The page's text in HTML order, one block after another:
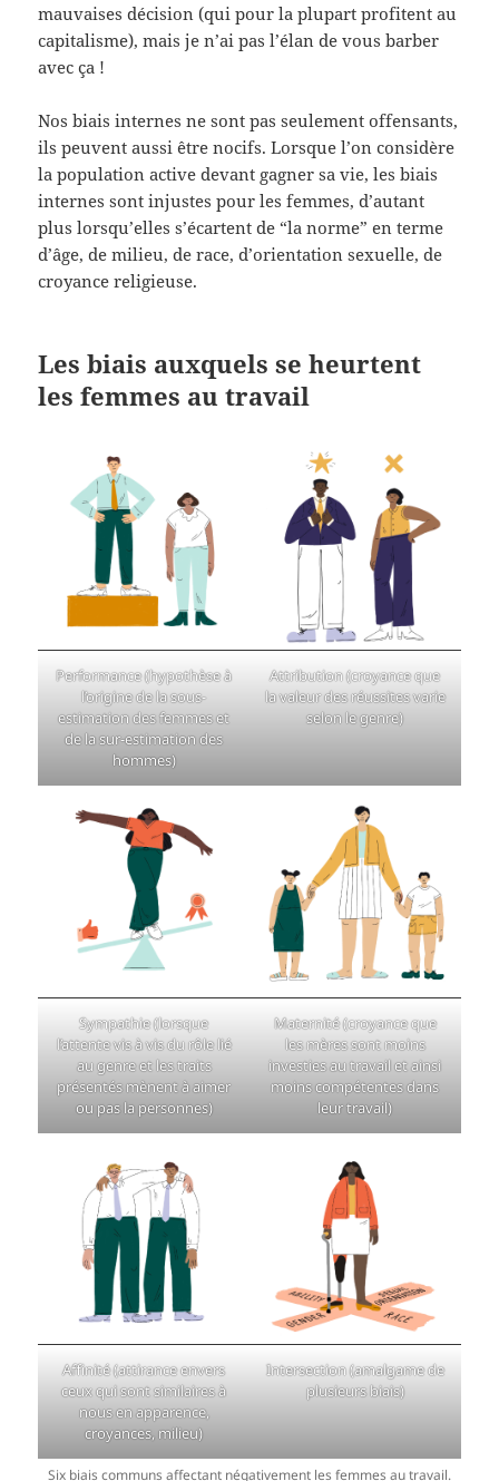
mauvaises décision (qui pour la plupart profitent au
capitalisme), mais je n’ai pas l’élan de vous barber
avec ça !
Nos biais internes ne sont pas seulement offensants,
ils peuvent aussi être nocifs. Lorsque l’on considère
la population active devant gagner sa vie, les biais
internes sont injustes pour les femmes, d’autant
plus lorsqu’elles s’écartent de “la norme” en terme
d’âge, de milieu, de race, d’orientation sexuelle, de
croyance religieuse.
Les biais auxquels se heurtent
les femmes au travail
Performance (hypothèse à
l’origine de la sous-
estimation des femmes et
de la sur-estimation des
hommes)
Attribution (croyance que
la valeur des réussites varie
selon le genre)
Sympathie (lorsque
l’attente vis à vis du rôle lié
au genre et les traits
présentés mènent à aimer
ou pas la personnes)
Maternité (croyance que
les mères sont moins
investies au travail et ainsi
moins compétentes dans
leur travail)
Affinité (attirance envers
ceux qui sont similaires à
nous en apparence,
croyances, milieu)
Intersection (amalgame de
plusieurs biais)
Six biais communs affectant négativement les femmes au travail.